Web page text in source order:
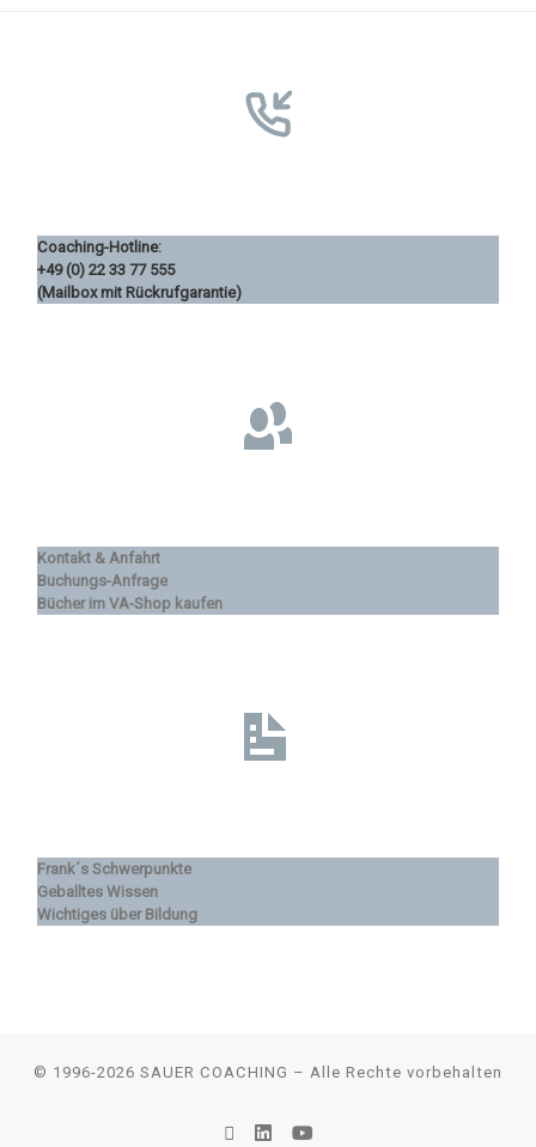
Coaching-Hotline:
+49 (0) 22 33 77 555
(Mailbox mit Rückrufgarantie)
Kontakt & Anfahrt
Buchungs-Anfrage
Bücher im VA-Shop kaufen
Frank´s Schwerpunkte
Geballtes Wissen
Wichtiges über Bildung
© 1996-2026 SAUER COACHING – Alle Rechte vorbehalten